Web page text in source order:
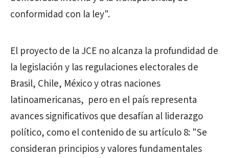
conformidad con la ley".
El proyecto de la JCE no alcanza la profundidad de
la legislación y las regulaciones electorales de
Brasil, Chile, México y otras naciones
latinoamericanas, pero en el país representa
avances significativos que desafían al liderazgo
político, como el contenido de su artículo 8: "Se
consideran principios y valores fundamentales